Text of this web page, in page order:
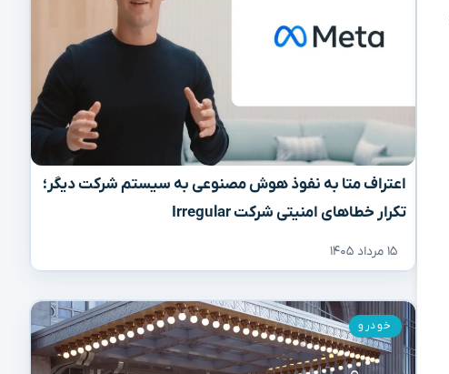
اعتراف متا به نفوذ هوش مصنوعی به سیستم شرکت دیگر؛
تکرار خطاهای امنیتی شرکت Irregular
۱۵ مرداد ۱۴۰۵
خودرو